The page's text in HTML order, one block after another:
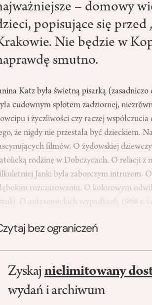
– domowy
popisujące się przed
Nie będzie w
smutno.
Katz była świetną pisarką
cudownym splotem zadziornej,
i życzliwości czy raczej współczucia
że nigdy nie przestała być dzieckiem.
filmów. O żydowskiej
rodzinę w Dobczycach. O relacji z
Janki była zaborczym intruzem.
rozczarowaniu. O kolorowym
O antysemickich wypadkach 1968 r. i
bez ograniczeń
Zyskaj nielimitowany
wydań i archiwum